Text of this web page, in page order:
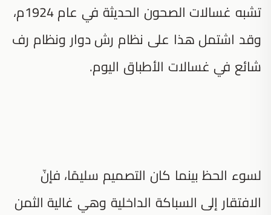
تشبه غسالات الصحون الحديثة في عام 1924م،
وقد اشتمل هذا على نظام رش دوار ونظام رف
شائع في غسالات الأطباق اليوم.
لسوء الحظ بينما كان التصميم سليمًا، فإنّ
الافتقار إلى السباكة الداخلية وهي غالية الثمن